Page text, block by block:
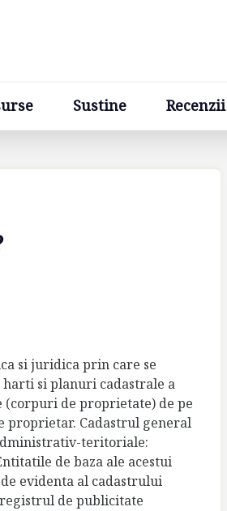
Sustine Recenzii
si juridica prin care se
si planuri cadastrale a
de proprietate) de pe
Cadastrul general
teritoriale:
de baza ale acestui
evidenta al cadastrului
de publicitate